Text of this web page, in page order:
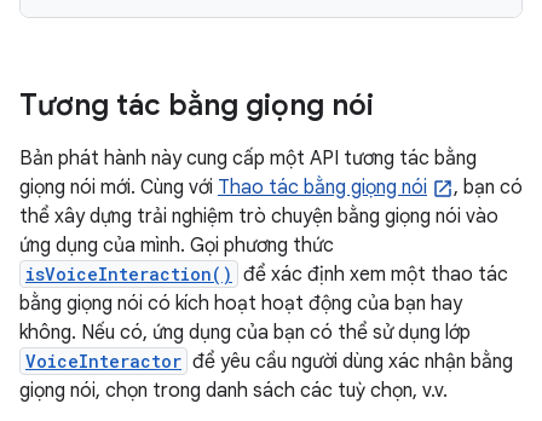
Tương tác bằng giọng nói
Bản phát hành này cung cấp một API tương tác bằng
giọng nói mới. Cùng với Thao tác bằng giọng nói
, bạn có
thể xây dựng trải nghiệm trò chuyện bằng giọng nói vào
ứng dụng của mình. Gọi phương thức
isVoiceInteraction() để xác định xem một thao tác
bằng giọng nói có kích hoạt hoạt động của bạn hay
không. Nếu có, ứng dụng của bạn có thể sử dụng lớp
VoiceInteractor để yêu cầu người dùng xác nhận bằng
giọng nói, chọn trong danh sách các tuỳ chọn, v.v.